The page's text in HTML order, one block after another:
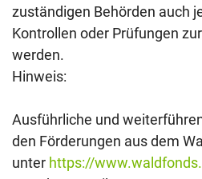
zuständigen Behörden auch
Kontrollen oder Prüfungen
werden.
Hinweis:
Ausführliche und
den Förderungen aus dem
unter https://